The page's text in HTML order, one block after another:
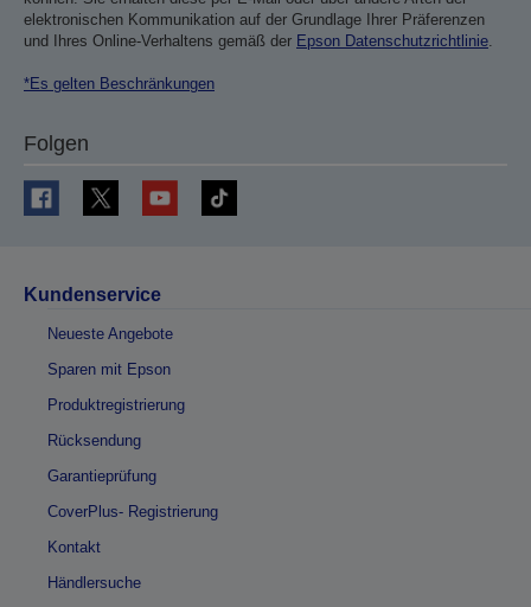
elektronischen Kommunikation auf der Grundlage Ihrer Präferenzen
und Ihres Online-Verhaltens gemäß der Epson Datenschutzrichtlinie
*Es gelten Beschränkungen
Folgen
Kundenservice
Neueste Angebote
Sparen mit Epson
Produktregistrierung
Rücksendung
Garantieprüfung
CoverPlus- Registrierung
Kontakt
Händlersuche